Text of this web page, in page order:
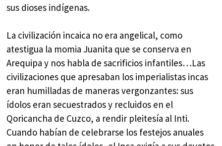
sus dioses indígenas.
La civilización incaica no era angelical, como
atestigua la momia Juanita que se conserva en
Arequipa y nos habla de sacrificios infantiles…Las
civilizaciones que apresaban los imperialistas incas
eran humilladas de maneras vergonzantes: sus
ídolos eran secuestrados y recluidos en el
Qoricancha de Cuzco, a rendir pleitesía al Inti.
Cuando habían de celebrarse los festejos anuales